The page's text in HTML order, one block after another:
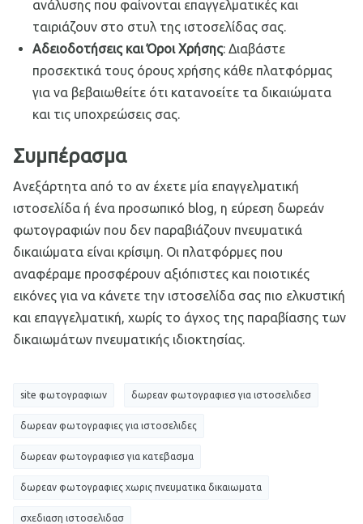
ανάλυσης που φαίνονται επαγγελματικές και
ταιριάζουν στο στυλ της ιστοσελίδας σας.
Αδειοδοτήσεις και Όροι Χρήσης: Διαβάστε
προσεκτικά τους όρους χρήσης κάθε πλατφόρμας
για να βεβαιωθείτε ότι κατανοείτε τα δικαιώματα
και τις υποχρεώσεις σας.
Συμπέρασμα
Ανεξάρτητα από το αν έχετε μία επαγγελματική
ιστοσελίδα ή ένα προσωπικό blog, η εύρεση δωρεάν
φωτογραφιών που δεν παραβιάζουν πνευματικά
δικαιώματα είναι κρίσιμη. Οι πλατφόρμες που
αναφέραμε προσφέρουν αξιόπιστες και ποιοτικές
εικόνες για να κάνετε την ιστοσελίδα σας πιο ελκυστική
και επαγγελματική, χωρίς το άγχος της παραβίασης των
δικαιωμάτων πνευματικής ιδιοκτησίας.
site φωτογραφιων δωρεαν φωτογραφιεσ για ιστοσελιδεσ
δωρεαν φωτογραφιες για ιστοσελιδες
δωρεαν φωτογραφιεσ για κατεβασμα
δωρεαν φωτογραφιες χωρις πνευματικα δικαιωματα
σχεδιαση ιστοσελιδασ